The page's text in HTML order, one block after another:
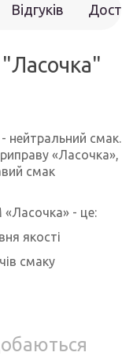
Відгуків
нейтральний смак.
«Ласочка»,
смак
- це:
якості
смаку